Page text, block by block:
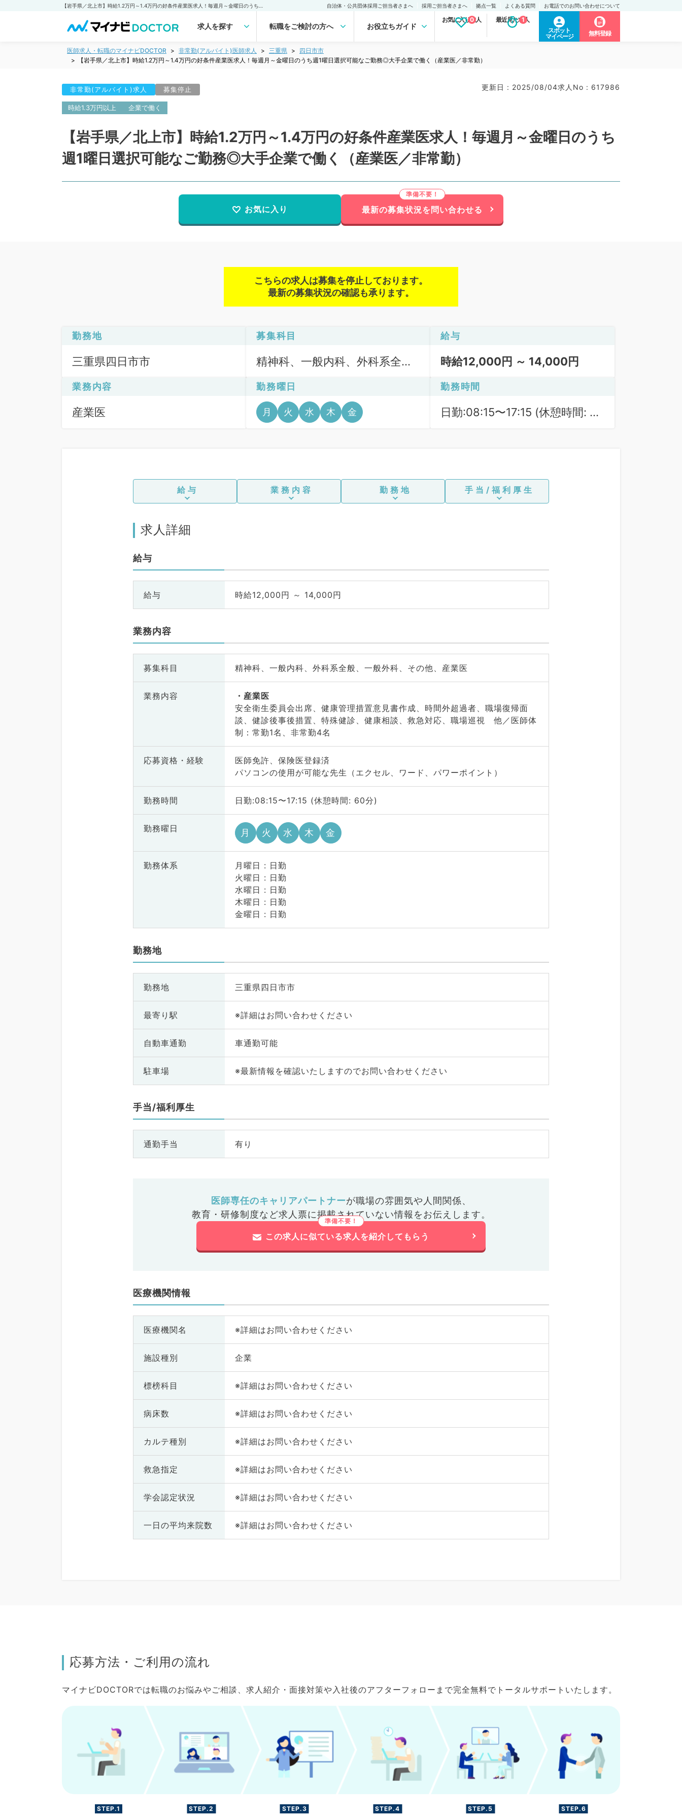
自治体・公共団体採用ご担当者さまへ 採用ご担当者さまへ 拠点一覧 よくある質問 お電話でのお問い合わせについて
求人を探す 転職をご検討の方へ お役立ちガイド
お気に入り求人
0 最近見た求人
1
スポット
マイページ
無料登録
医師求人・転職のマイナビDOCTOR 非常勤(アルバイト)医師求人 三重県
四日市市
【岩手県／北上市】時給1.2万円～1.4万円の好条件産業医求人！毎週月～金曜日のうち週1曜日選択可能なご勤務◎大手企業で働く（産業医／非常勤）
非常勤(アルバイト)求人 募集停止 更新日 : 2025/08/04求人No : 617986
時給1.3万円以上 企業で働く
【岩手県／北上市】時給1.2万円～1.4万円の好条件産業医求人！毎週月～金曜日のうち
週1曜日選択可能なご勤務◎大手企業で働く（産業医／非常勤）
お気に入り 最新の募集状況を問い合わせる
こちらの求人は募集を停止しております。
最新の募集状況の確認も承ります。
勤務地
三重県四日市市
募集科目
精神科、一般内科、外科系全
給与
時給12,000円 ～ 14,000円
業務内容
産業医
勤務曜日
月 火 水 木 金
勤務時間
日勤:08:15〜17:15 (休憩時間: 60
給与 業務内容 勤務地 手当/福利厚生
求人詳細
給与
給与 時給12,000円 ～ 14,000円
業務内容
募集科目 精神科、一般内科、外科系全般、一般外科、その他、産業医
業務内容
産業医
安全衛生委員会出席、健康管理措置意見書作成、時間外超過者、職場復帰面
談、健診後事後措置、特殊健診、健康相談、救急対応、職場巡視 他／医師体
制：常勤1名、非常勤4名
応募資格・ 経験
医師免許、保険医登録済
パソコンの使用が可能な先生（エクセル、ワード、パワーポイント）
勤務時間 日勤:08:15〜17:15 (休憩時間: 60分)
勤務曜日 月 火 水 木 金
勤務体系
月曜日 : 日勤
火曜日 : 日勤
水曜日 : 日勤
木曜日 : 日勤
金曜日 : 日勤
勤務地
勤務地 三重県四日市市
最寄り駅 ※詳細はお問い合わせください
自動車通勤 車通勤可能
駐車場 ※最新情報を確認いたしますのでお問い合わせください
手当/福利厚生
通勤手当 有り
医師専任のキャリアパートナーが職場の雰囲気や人間関係、
教育・研修制度など求人票に掲載されていない情報をお伝えします。
この求人に似ている求人を紹介してもらう
医療機関情報
医療機関名 ※詳細はお問い合わせください
施設種別 企業
標榜科目 ※詳細はお問い合わせください
病床数 ※詳細はお問い合わせください
カルテ種別 ※詳細はお問い合わせください
救急指定 ※詳細はお問い合わせください
学会認定状況 ※詳細はお問い合わせください
一日の平均来院数 ※詳細はお問い合わせください
応募方法・ご利用の流れ
マイナビDOCTORでは転職のお悩みやご相談、求人紹介・面接対策や入社後のアフターフォローまで完全無料でトータルサポートいたします。
STEP.1 STEP.2 STEP.3 STEP.4 STEP.5 STEP.6